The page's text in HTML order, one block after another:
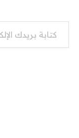
كتابة بريدك الإلكتروني...